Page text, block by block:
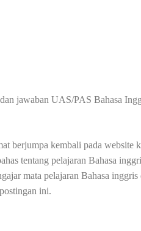
jawaban UAS/PAS Bahasa
berjumpa kembali pada website
tentang pelajaran Bahasa
mata pelajaran Bahasa
ini.